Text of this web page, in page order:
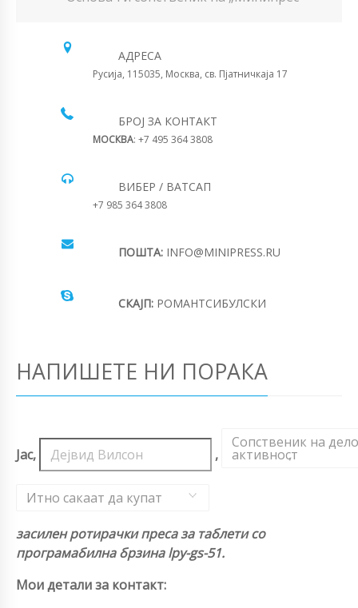
АДРЕСА
Русија, 115035, Москва, св. Пјатничкаја 17
БРОЈ ЗА КОНТАКТ
МОСКВА: +7 495 364 3808
ВИБЕР / ВАТСАП
+7 985 364 3808
ПОШТА: INFO@MINIPRESS.RU
СКАЈП: РОМАНТСИБУЛСКИ
НАПИШЕТЕ НИ ПОРАКА
Јас, ,
Сопственик на
активност
,
Итно сакаат да купат
засилен ротирачки преса за таблети со
програмабилна брзина lpy-gs-51.
Мои детали за контакт: